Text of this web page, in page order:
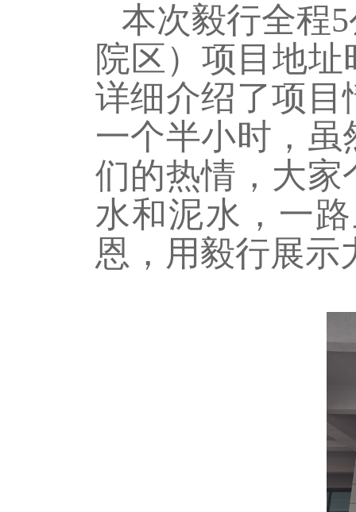
本次毅行全程
院区）项目地
详细介绍了项目
一个半小时，
们的热情，大家
水和泥水，一
恩，用毅行展